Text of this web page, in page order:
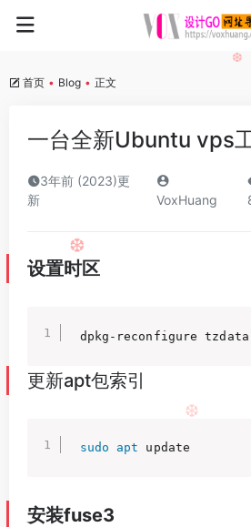
首页 • Blog • 正文
一台全新Ubuntu vps
3年前 (2023)更
新
VoxHuang
设置时区
dpkg-reconfigure tzdata
更新apt包索引
sudo apt update
安装fuse3
❆
❆